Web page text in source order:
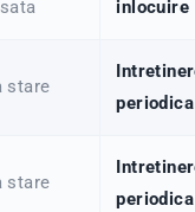
inlocuire
stare
periodica
stare
periodica